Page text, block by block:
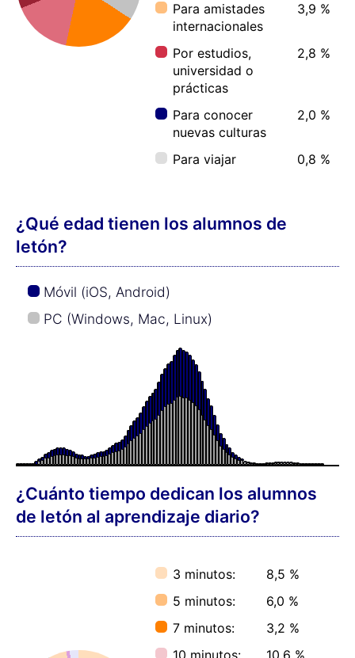
Para amistades
internacionales
3,9 %
Por estudios,
universidad o
prácticas
2,8 %
Para conocer
nuevas culturas
2,0 %
Para viajar 0,8 %
¿Qué edad tienen los alumnos de
letón?
Móvil (iOS, Android)
PC (Windows, Mac, Linux)
¿Cuánto tiempo dedican los alumnos
de letón al aprendizaje diario?
3 minutos:
8,5 %
5 minutos:
6,0 %
7 minutos:
3,2 %